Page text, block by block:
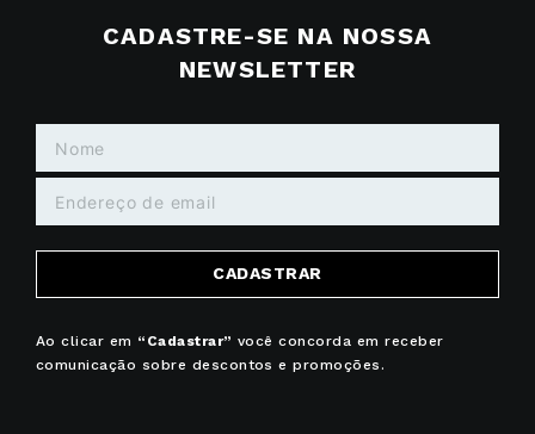
CADASTRE-SE NA NOSSA
NEWSLETTER
CADASTRAR
Ao clicar em “Cadastrar” você concorda em receber
comunicação sobre descontos e promoções.